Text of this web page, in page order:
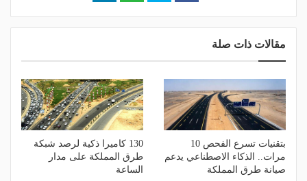
مقالات ذات صلة
بتقنيات تسرع الفحص 10
مرات.. الذكاء الاصطناعي يدعم
صيانة طرق المملكة
130 كاميرا ذكية لرصد شبكة
طرق المملكة على مدار
الساعة